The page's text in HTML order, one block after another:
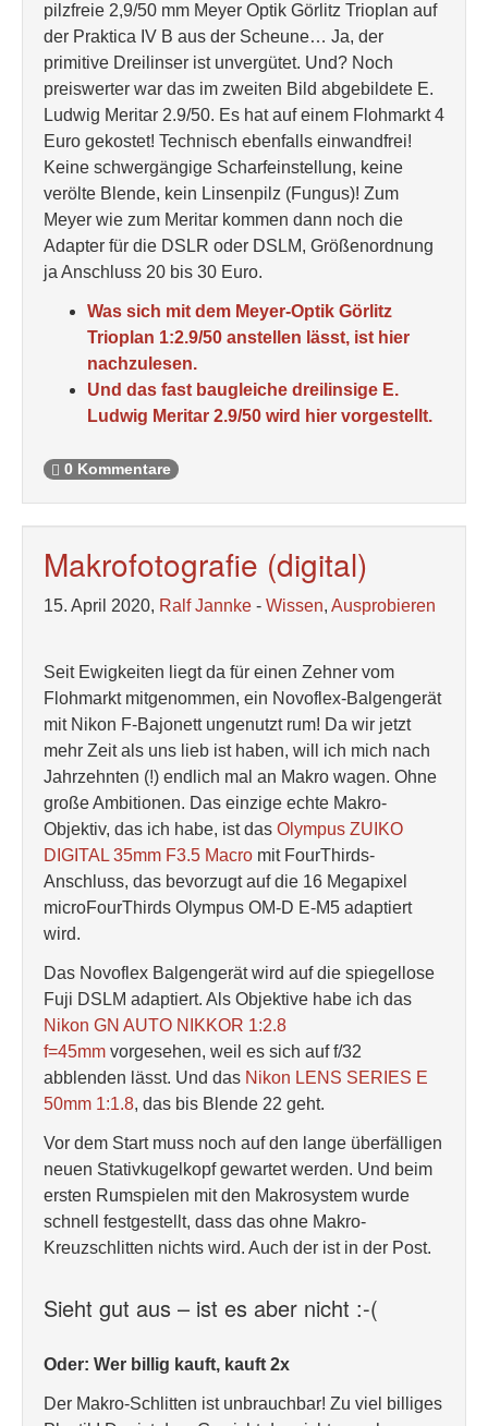
pilzfreie 2,9/50 mm Meyer Optik Görlitz Trioplan auf
der Praktica IV B aus der Scheune… Ja, der
primitive Dreilinser ist unvergütet. Und? Noch
preiswerter war das im zweiten Bild abgebildete E.
Ludwig Meritar 2.9/50. Es hat auf einem Flohmarkt 4
Euro gekostet! Technisch ebenfalls einwandfrei!
Keine schwergängige Scharfeinstellung, keine
verölte Blende, kein Linsenpilz (Fungus)! Zum
Meyer wie zum Meritar kommen dann noch die
Adapter für die DSLR oder DSLM, Größenordnung
ja Anschluss 20 bis 30 Euro.
Was sich mit dem Meyer-Optik Görlitz
Trioplan 1:2.9/50 anstellen lässt, ist hier
nachzulesen.
Und das fast baugleiche dreilinsige E.
Ludwig Meritar 2.9/50 wird hier vorgestellt.
0 Kommentare
Makrofotografie (digital)
15. April 2020, Ralf Jannke - Wissen, Ausprobieren
Seit Ewigkeiten liegt da für einen Zehner vom
Flohmarkt mitgenommen, ein Novoflex-Balgengerät
mit Nikon F-Bajonett ungenutzt rum! Da wir jetzt
mehr Zeit als uns lieb ist haben, will ich mich nach
Jahrzehnten (!) endlich mal an Makro wagen. Ohne
große Ambitionen. Das einzige echte Makro-
Objektiv, das ich habe, ist das Olympus ZUIKO
DIGITAL 35mm F3.5 Macro mit FourThirds-
Anschluss, das bevorzugt auf die 16 Megapixel
microFourThirds Olympus OM-D E-M5 adaptiert
wird.
Das Novoflex Balgengerät wird auf die spiegellose
Fuji DSLM adaptiert. Als Objektive habe ich das
Nikon GN AUTO NIKKOR 1:2.8
f=45mm vorgesehen, weil es sich auf f/32
abblenden lässt. Und das Nikon LENS SERIES E
50mm 1:1.8, das bis Blende 22 geht.
Vor dem Start muss noch auf den lange überfälligen
neuen Stativkugelkopf gewartet werden. Und beim
ersten Rumspielen mit den Makrosystem wurde
schnell festgestellt, dass das ohne Makro-
Kreuzschlitten nichts wird. Auch der ist in der Post.
Sieht gut aus – ist es aber nicht :-(
Oder: Wer billig kauft, kauft 2x
Der Makro-Schlitten ist unbrauchbar! Zu viel billiges